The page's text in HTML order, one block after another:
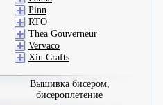
Pinn
RTO
Thea Gouverneur
Vervaco
Xiu Crafts
Вышивка бисером,
бисероплетение